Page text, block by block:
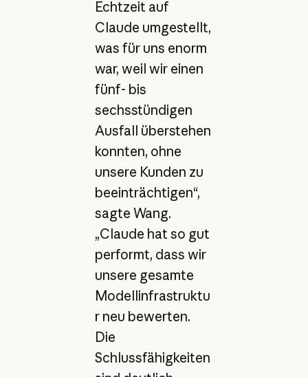
Echtzeit auf
Claude umgestellt,
was für uns enorm
war, weil wir einen
fünf- bis
sechsstündigen
Ausfall überstehen
konnten, ohne
unsere Kunden zu
beeinträchtigen“,
sagte Wang.
„Claude hat so gut
performt, dass wir
unsere gesamte
Modellinfrastruktu
r neu bewerten.
Die
Schlussfähigkeiten